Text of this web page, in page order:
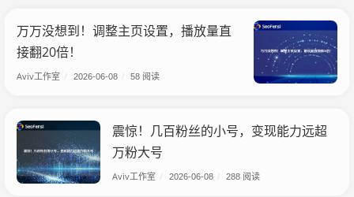
万万没想到！调整主页设置，播放量直
接翻20倍！
Aviv工作室 2026-06-08 58 阅读
震惊！几百粉丝的小号，变现能力远超
万粉大号
Aviv工作室 2026-06-08 288 阅读